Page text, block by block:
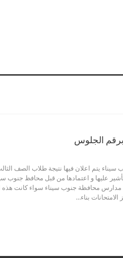
سيناء يتم اعلان فيها نتيجة طلاب الصف
عليها و اعتمادها من قبل محافظ جنوب
مدارس محافظة جنوب سيناء سواء كانت هذه
بناء…